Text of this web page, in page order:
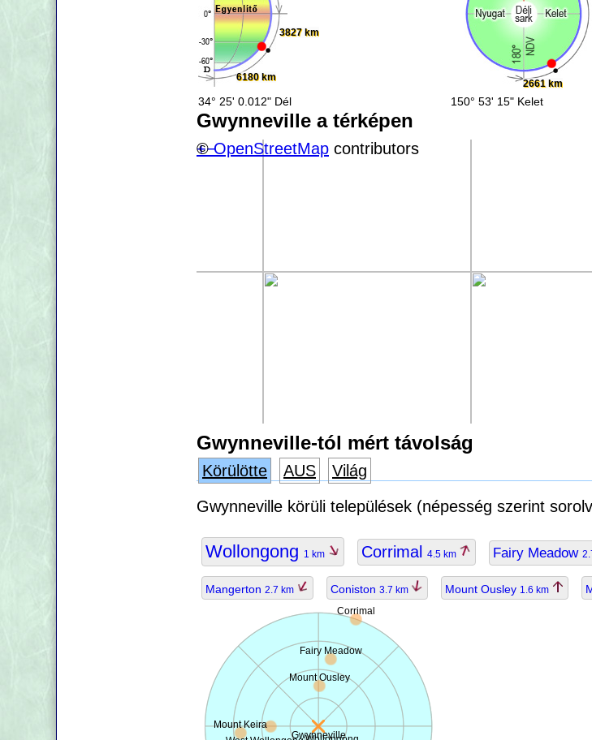
6180 km
3827 km
34° 25' 0.012" Dél
2661 km
150° 53' 15" Kelet
Gwynneville a térképen
+−
©OpenStreetMap contributors
Gwynneville-tól mért távolság
Körülötte AUS
Világ
Gwynneville körüli települések (népesség szerint
Wollongong 1 km Corrimal 4.5 km Fairy Meadow
Mangerton 2.7 km Coniston 3.7 km Mount Ousley 1.6 km
Gwynneville
Corrimal
Fairy Meadow
Mount Ousley
Mount Keira